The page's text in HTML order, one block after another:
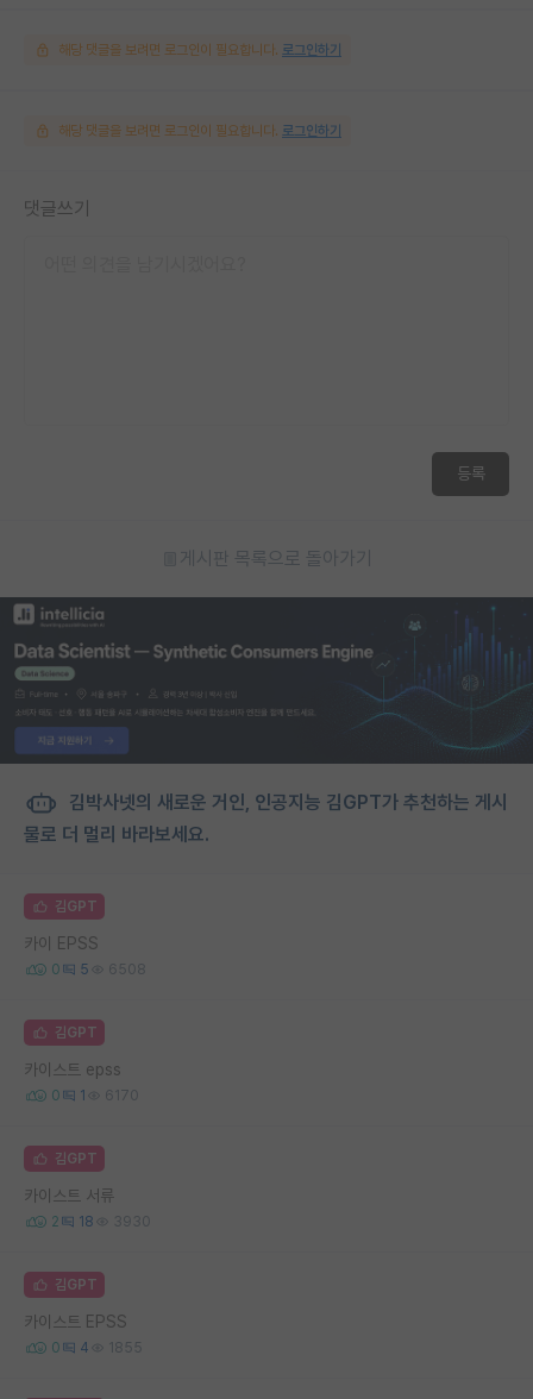
해당 댓글을 보려면 로그인이 필요합니다. 로그인하기
해당 댓글을 보려면 로그인이 필요합니다. 로그인하기
댓글쓰기
등록
게시판 목록으로 돌아가기
김박사넷의 새로운 거인, 인공지능 김GPT가 추천하는 게시
물로 더 멀리 바라보세요.
김GPT
카이 EPSS
0 5 6508
김GPT
카이스트 epss
0 1 6170
김GPT
카이스트 서류
2 18 3930
김GPT
카이스트 EPSS
0 4 1855